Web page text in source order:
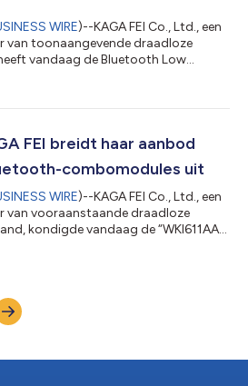
WIRE)--KAGA FEI Co., Ltd., een
van toonaangevende draadloze
vandaag de Bluetooth Low
Hierdoor worden de ontwikkeltijd en
IoT-apparaten, kleine
en draagbare
FEI breidt haar aanbod
combomodules uit
WIRE)--KAGA FEI Co., Ltd., een
van vooraanstaande draadloze
kondigde vandaag de “WKI611AA1”
certificeringen. Het zorgt
voor antennes en de
tijdens...